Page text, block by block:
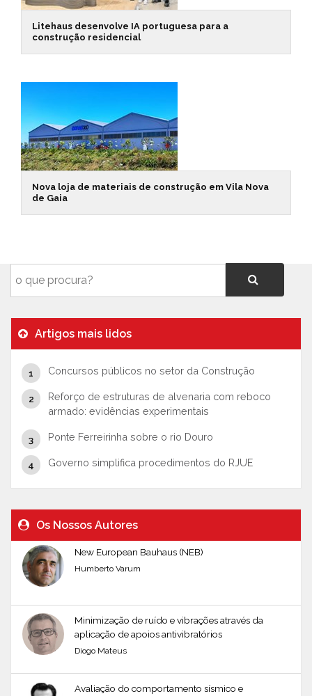
Litehaus desenvolve IA portuguesa para a
construção residencial
Nova loja de materiais de construção em Vila Nova
de Gaia
Artigos mais lidos
Concursos públicos no setor da Construção
Reforço de estruturas de alvenaria com reboco
armado: evidências experimentais
Ponte Ferreirinha sobre o rio Douro
Governo simplifica procedimentos do RJUE
Os Nossos Autores
New European Bauhaus (NEB)
Humberto Varum
Minimização de ruído e vibrações através da
aplicação de apoios antivibratórios
Diogo Mateus
Avaliação do comportamento sísmico e